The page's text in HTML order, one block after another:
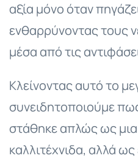
αξία μόνο όταν
ενθαρρύνοντας τους
μέσα από τις
Κλείνοντας αυτό το
συνειδητοποιούμε
στάθηκε απλώς ως
καλλιτέχνιδα, αλλά